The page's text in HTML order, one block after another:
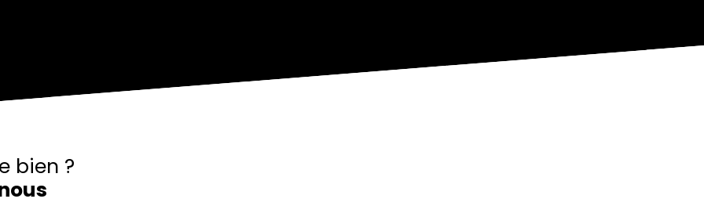
bien ?